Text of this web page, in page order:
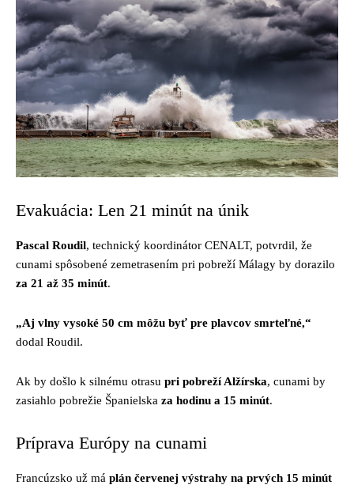
Evakuácia: Len 21 minút na únik
Pascal Roudil, technický koordinátor CENALT, potvrdil, že
cunami spôsobené zemetrasením pri pobreží Málagy by dorazilo
za 21 až 35 minút.
„Aj vlny vysoké 50 cm môžu byť pre plavcov smrteľné,“
dodal Roudil.
Ak by došlo k silnému otrasu pri pobreží Alžírska, cunami by
zasiahlo pobrežie Španielska za hodinu a 15 minút.
Príprava Európy na cunami
Francúzsko už má plán červenej výstrahy na prvých 15 minút